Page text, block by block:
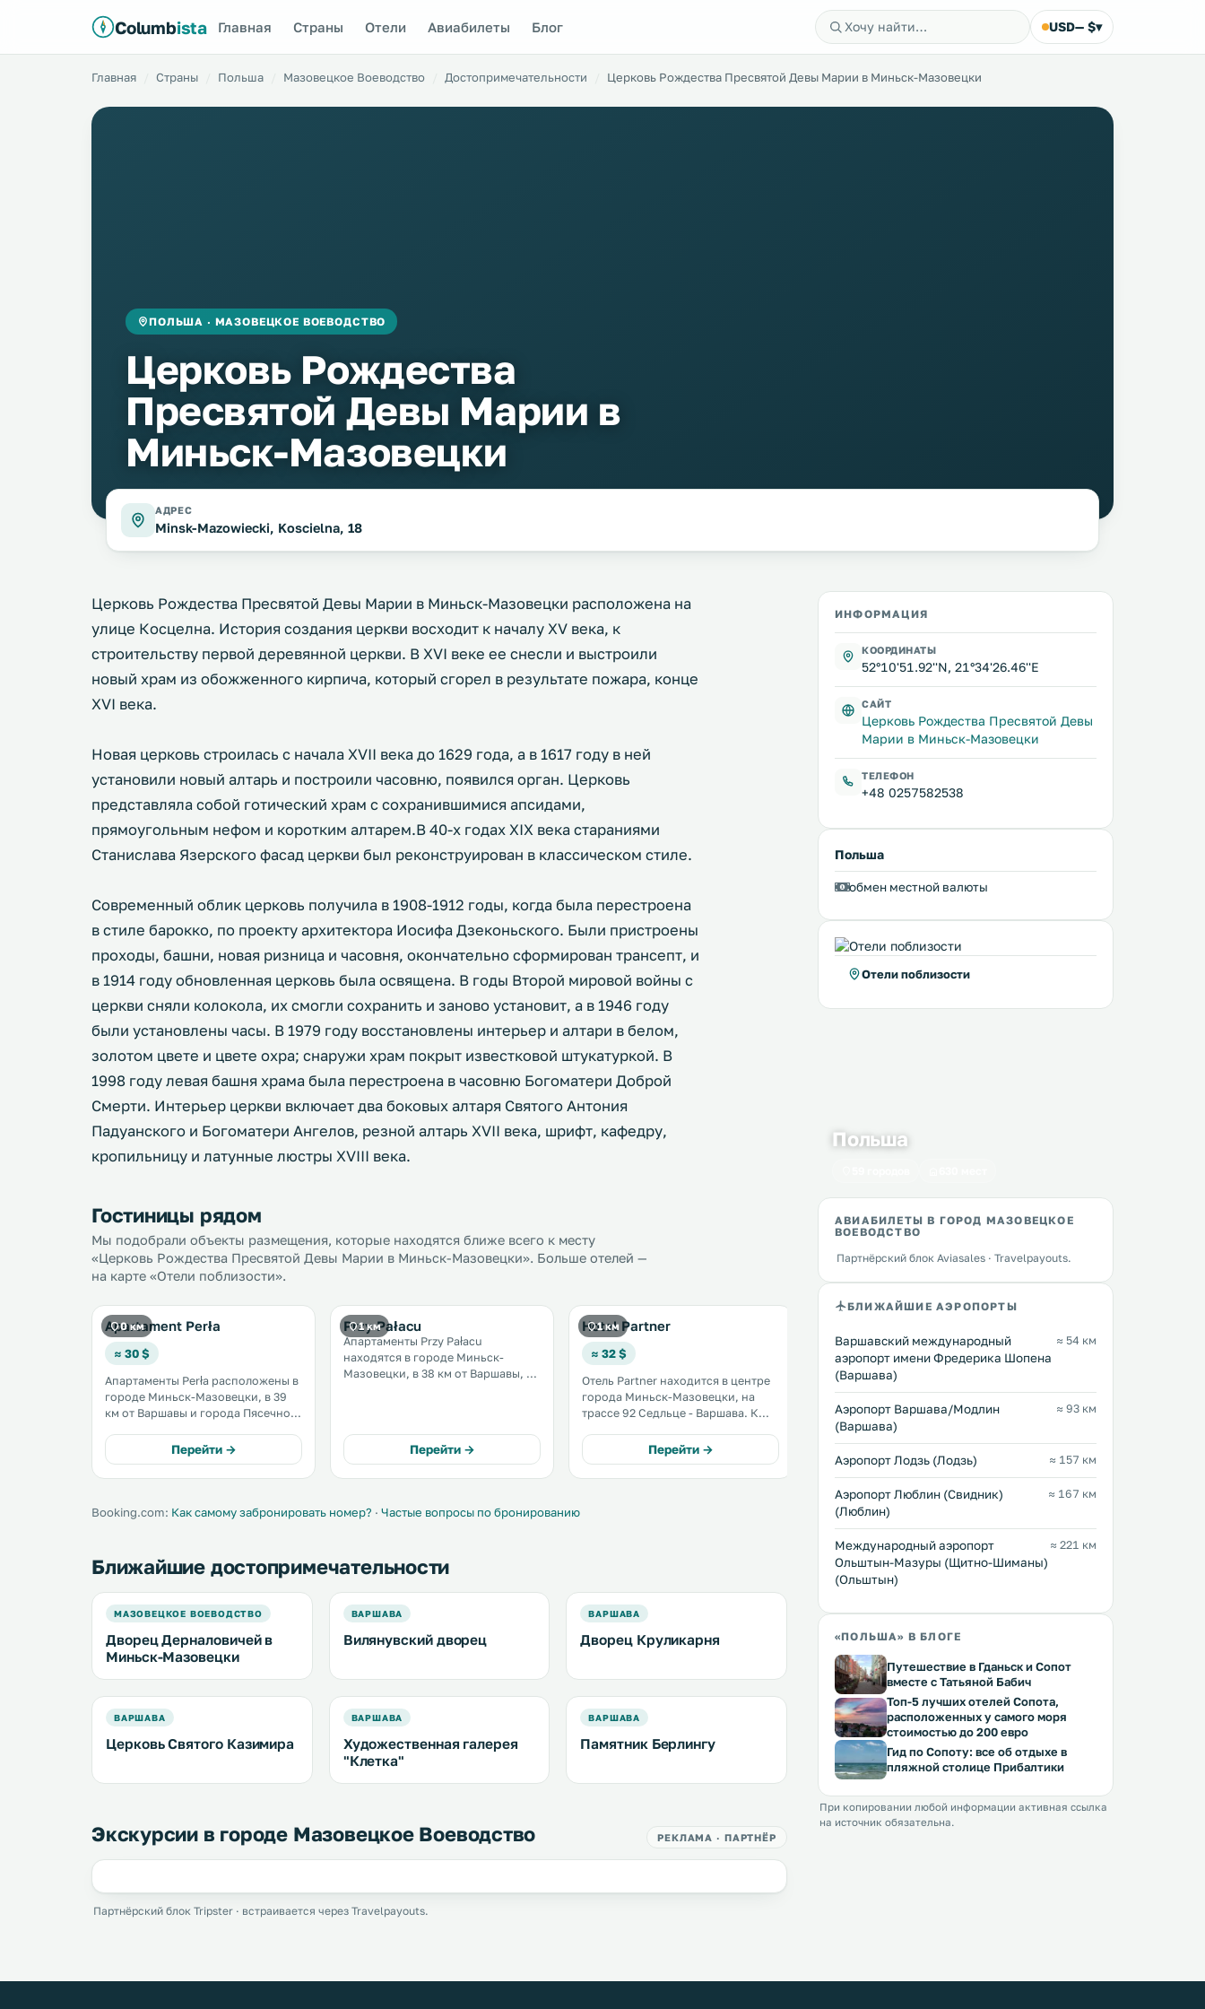
Columbista Главная Страны Отели Авиабилеты Блог USD— $▾
Главная Страны Польша Мазовецкое Воеводство Достопримечательности Церковь Рождества Пресвятой Девы Марии в Миньск-Мазовецки
ПОЛЬША · МАЗОВЕЦКОЕ ВОЕВОДСТВО
Церковь Рождества
Пресвятой Девы Марии в
Миньск-Мазовецки
АДРЕС
Minsk-Mazowiecki, Koscielna, 18
Церковь Рождества Пресвятой Девы Марии в Миньск-Мазовецки расположена на
улице Косцелна. История создания церкви восходит к началу XV века, к
строительству первой деревянной церкви. В XVI веке ее снесли и выстроили
новый храм из обожженного кирпича, который сгорел в результате пожара, конце
XVI века.
Новая церковь строилась с начала XVII века до 1629 года, а в 1617 году в ней
установили новый алтарь и построили часовню, появился орган. Церковь
представляла собой готический храм с сохранившимися апсидами,
прямоугольным нефом и коротким алтарем.В 40-х годах XIX века стараниями
Станислава Язерского фасад церкви был реконструирован в классическом стиле.
Современный облик церковь получила в 1908-1912 годы, когда была перестроена
в стиле барокко, по проекту архитектора Иосифа Дзеконьского. Были пристроены
проходы, башни, новая ризница и часовня, окончательно сформирован трансепт, и
в 1914 году обновленная церковь была освящена. В годы Второй мировой войны с
церкви сняли колокола, их смогли сохранить и заново установит, а в 1946 году
были установлены часы. В 1979 году восстановлены интерьер и алтари в белом,
золотом цвете и цвете охра; снаружи храм покрыт известковой штукатуркой. В
1998 году левая башня храма была перестроена в часовню Богоматери Доброй
Смерти. Интерьер церкви включает два боковых алтаря Святого Антония
Падуанского и Богоматери Ангелов, резной алтарь XVII века, шрифт, кафедру,
кропильницу и латунные люстры XVIII века.
Гостиницы рядом
Мы подобрали объекты размещения, которые находятся ближе всего к месту
«Церковь Рождества Пресвятой Девы Марии в Миньск-Мазовецки». Больше отелей —
на карте «Отели поблизости».
0 км
Apartament Perła
≈ 30 $
Апартаменты Perła расположены в
городе Миньск-Мазовецки, в 39
км от Варшавы и города Пясечно.
размещение с домашними
животными. В 48 км находится
деревня Зегже. .
Перейти →
1 км
Przy Pałacu
Апартаменты Przy Pałacu
находятся в городе Миньск-
Мазовецки, в 38 км от Варшавы, в
животными. К услугам гостей
бесплатный Wi-Fi во всех зонах. .
Перейти →
1 км
Hotel Partner
≈ 32 $
Отель Partner находится в центре
города Миньск-Мазовецки, на
трассе 92 Седльце - Варшава. К
стойка регистрации и бесплатный
WiFi. .
Перейти →
≈ 24 $
Мини-отель Zajazd pod Dębem
расположен в гмине Дембе-
Вельке, Мазовецкое воеводство, в
32 км от Варшавы. К услугам
гостей принадлежности для
барбекю, терраса, ресторан,
бесплатный Wi-Fi и бесплатная
частная парковка. .
отдыха, несколькими
спортивными
посреди леса. Гости могут
поиграть в бильярд,
боулинг на открытом
Booking.com: Как самому забронировать номер? · Частые вопросы по бронированию
Ближайшие достопримечательности
МАЗОВЕЦКОЕ ВОЕВОДСТВО
Дворец Дерналовичей в
Миньск-Мазовецки
ВАРШАВА
Вилянувский дворец
ВАРШАВА
Дворец Круликарня
ВАРШАВА
Церковь Святого Казимира
ВАРШАВА
Художественная галерея
"Клетка"
ВАРШАВА
Памятник Берлингу
Экскурсии в городе Мазовецкое Воеводство РЕКЛАМА · ПАРТНЁР
Партнёрский блок Tripster · встраивается через Travelpayouts.
ИНФОРМАЦИЯ
КООРДИНАТЫ
52°10'51.92''N, 21°34'26.46''E
САЙТ
Церковь Рождества Пресвятой Девы
Марии в Миньск-Мазовецки
ТЕЛЕФОН
+48 0257582538
Польша
обмен местной валюты
Отели поблизости
Польша
АВИАБИЛЕТЫ В ГОРОД МАЗОВЕЦКОЕ
ВОЕВОДСТВО
Партнёрский блок Aviasales · Travelpayouts.
БЛИЖАЙШИЕ АЭРОПОРТЫ
Варшавский международный
аэропорт имени Фредерика Шопена
(Варшава)
≈ 54 км
Аэропорт Варшава/Модлин
(Варшава)
≈ 93 км
Аэропорт Лодзь (Лодзь) ≈ 157 км
Аэропорт Люблин (Свидник)
(Люблин)
≈ 167 км
Международный аэропорт
Ольштын-Мазуры (Щитно-Шиманы)
(Ольштын)
≈ 221 км
«ПОЛЬША» В БЛОГЕ
Путешествие в Гданьск и Сопот
вместе с Татьяной Бабич
Топ-5 лучших отелей Сопота,
расположенных у самого моря
стоимостью до 200 евро
Гид по Сопоту: все об отдыхе в
пляжной столице Прибалтики
При копировании любой информации активная ссылка
на источник обязательна.